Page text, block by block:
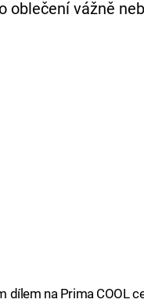
oblečení vážně
dílem na Prima COOL